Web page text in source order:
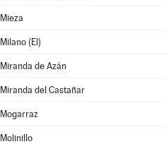
Mieza
Milano (El)
Miranda de Azán
Miranda del Castañar
Mogarraz
Molinillo